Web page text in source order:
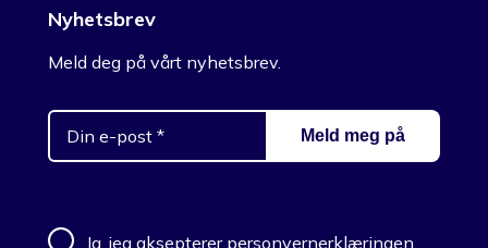
Nyhetsbrev
Meld deg på vårt nyhetsbrev.
Ja, jeg aksepterer personvernerklæringen.